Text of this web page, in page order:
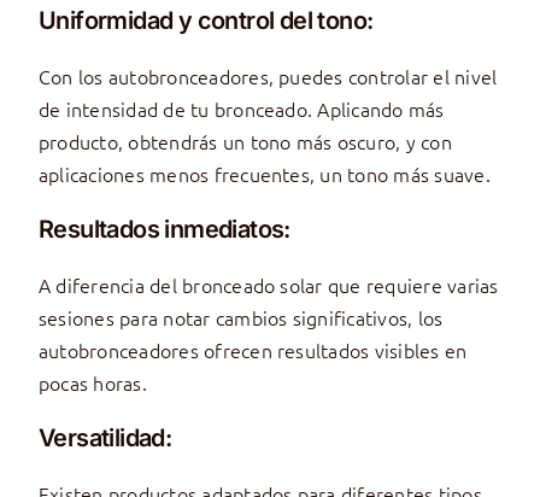
Uniformidad y control del tono:
Con los autobronceadores, puedes controlar el nivel
de intensidad de tu bronceado. Aplicando más
producto, obtendrás un tono más oscuro, y con
aplicaciones menos frecuentes, un tono más suave.
Resultados inmediatos:
A diferencia del bronceado solar que requiere varias
sesiones para notar cambios significativos, los
autobronceadores ofrecen resultados visibles en
pocas horas.
Versatilidad: